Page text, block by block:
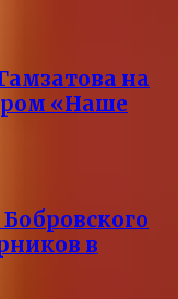
на
«Наше
в